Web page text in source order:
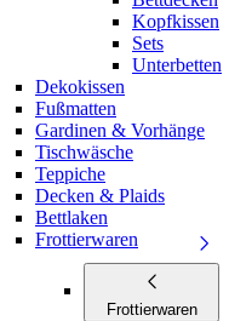
Kopfkissen
Sets
Unterbetten
Dekokissen
Fußmatten
Gardinen & Vorhänge
Tischwäsche
Teppiche
Decken & Plaids
Bettlaken
Frottierwaren
Frottierwaren